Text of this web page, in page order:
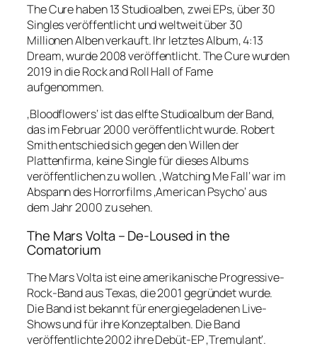
The Cure haben 13 Studioalben, zwei EPs, über 30
Singles veröffentlicht und weltweit über 30
Millionen Alben verkauft. Ihr letztes Album, 4:13
Dream, wurde 2008 veröffentlicht. The Cure wurden
2019 in die Rock and Roll Hall of Fame
aufgenommen.
‚Bloodflowers‘ ist das elfte Studioalbum der Band,
das im Februar 2000 veröffentlicht wurde. Robert
Smith entschied sich gegen den Willen der
Plattenfirma, keine Single für dieses Albums
veröffentlichen zu wollen. ‚Watching Me Fall‘ war im
Abspann des Horrorfilms ‚American Psycho‘ aus
dem Jahr 2000 zu sehen.
The Mars Volta – De-Loused in the
Comatorium
The Mars Volta ist eine amerikanische Progressive-
Rock-Band aus Texas, die 2001 gegründet wurde.
Die Band ist bekannt für energiegeladenen Live-
Shows und für ihre Konzeptalben. Die Band
veröffentlichte 2002 ihre Debüt-EP ‚Tremulant‘.